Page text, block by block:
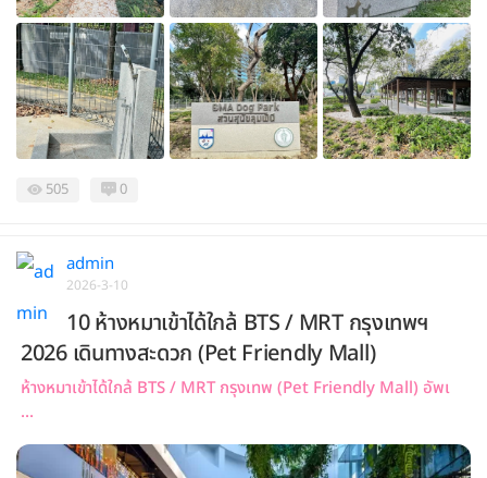
505 0
admin
2026-3-10
10 ห้างหมาเข้าได้ใกล้ BTS / MRT กรุงเทพฯ
2026 เดินทางสะดวก (Pet Friendly Mall)
ห้างหมาเข้าได้ใกล้ BTS / MRT กรุงเทพ (Pet Friendly Mall) อัพเ
...